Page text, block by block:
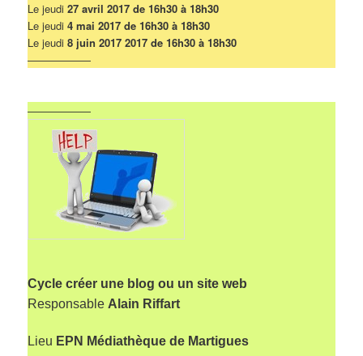
Le jeudi27 avril 2017 de 16h30 à 18h30
Le jeudi4 mai 2017 de 16h30 à 18h30
Le jeudi8 juin 2017 2017 de 16h30 à 18h30
——————
——————
Cycle créer une blog ou un site web
Responsable Alain Riffart
Lieu EPN Médiathèque de Martigues